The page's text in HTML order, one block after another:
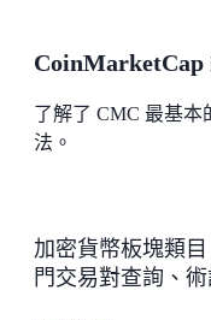
CoinMarketCap
了解了 CMC 最基
法。
加密貨幣板塊類
門交易對查詢、